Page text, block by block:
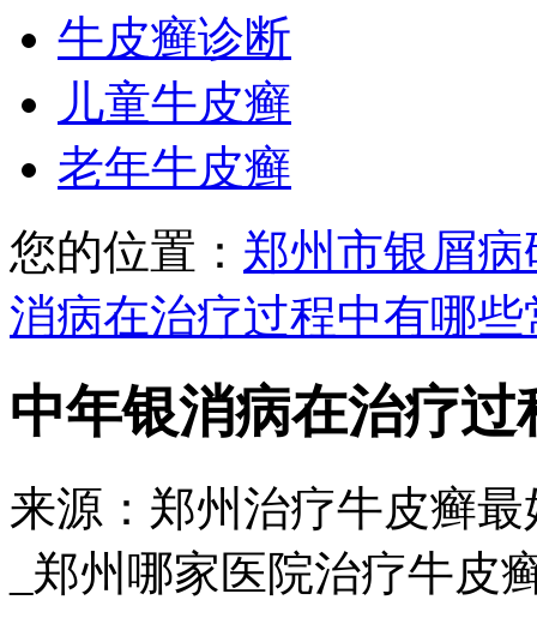
牛皮癣诊断
儿童牛皮癣
老年牛皮癣
您的位置： 郑州市银屑病
消病在治疗过程中有哪
中年银消病在治疗
来源：郑州治疗牛皮癣
_郑州哪家医院治疗牛皮